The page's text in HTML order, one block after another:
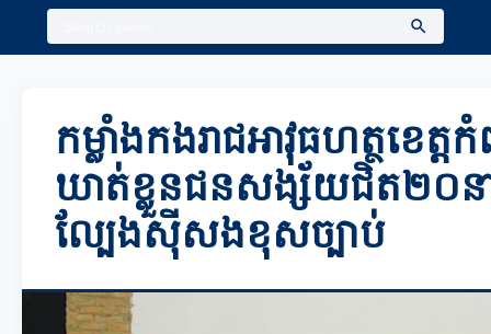
កម្លាំងកងរាជអាវុធហត្ថខេត្តកំ
ឃាត់ខ្លួនជនសង្ស័យជិត២០ន
ល្បែងស៊ីសងខុសច្បាប់